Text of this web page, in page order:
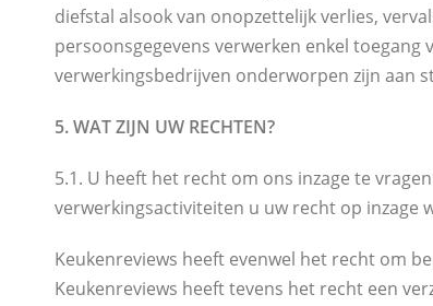
diefstal alsook van onopzettelijk verlies,
persoonsgegevens verwerken enkel
verwerkingsbedrijven onderworpen zijn aan
5. WAT ZIJN UW RECHTEN?
5.1. U heeft het recht om ons inzage te
verwerkingsactiviteiten u uw recht op inzage
Keukenreviews heeft evenwel het recht om
Keukenreviews heeft tevens het recht een